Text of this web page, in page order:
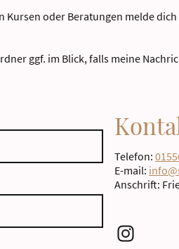
Kursen oder Beratungen melde
ggf. im Blick, falls meine
Telefon:
E-mail:
Anschrift: